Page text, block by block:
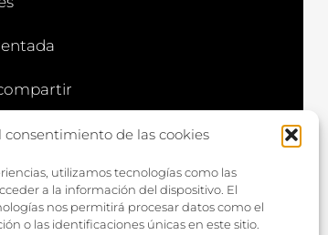
consentimiento de las cookies
utilizamos tecnologías como las
a la información del dispositivo. El
nos permitirá procesar datos como el
o las identificaciones únicas en este sitio.